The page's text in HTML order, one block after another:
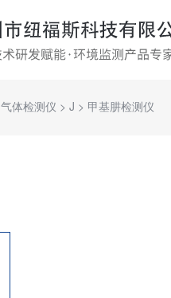
气体检测仪 > J > 甲基肼检测仪